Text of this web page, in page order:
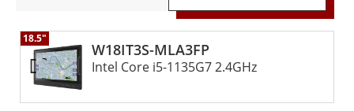
指揮和控制中心的理想解決方案。
W18IT3S-MLA3FP
18.5"
Intel Core i5-1135G7 2.4GHz